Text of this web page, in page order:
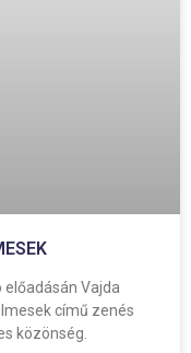
Vajda
című zenés
közönség.